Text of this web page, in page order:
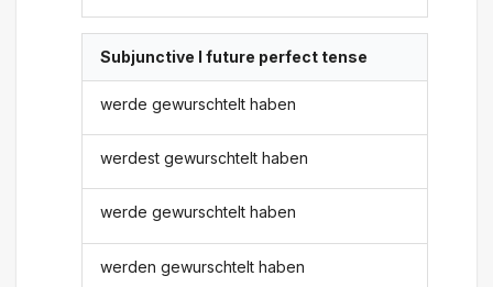
Subjunctive I future perfect tense
werde gewurschtelt haben
werdest gewurschtelt haben
werde gewurschtelt haben
werden gewurschtelt haben